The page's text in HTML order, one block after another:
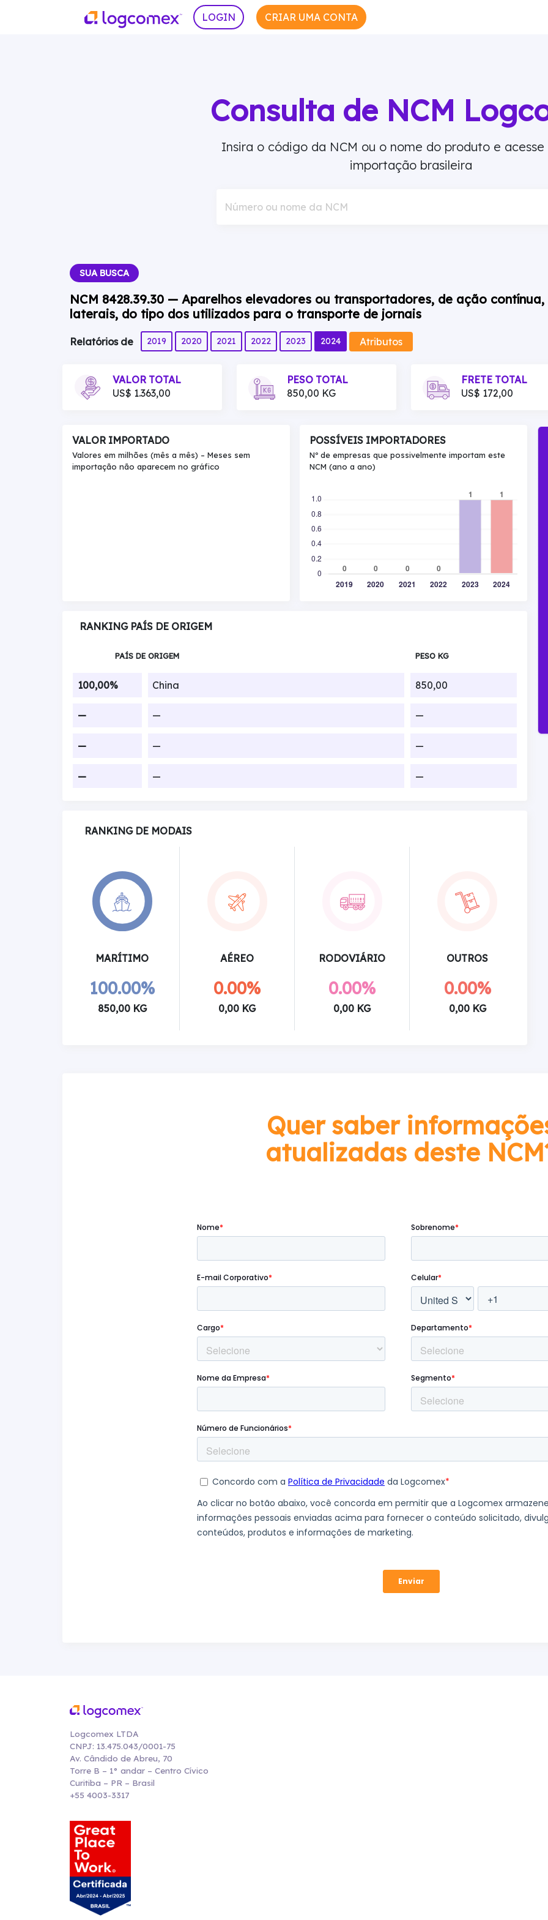
LOGIN CRIAR UMA CONTA
Consulta de NCM
Insira o código da NCM ou o nome do produto e acesse
importação brasileira
Número ou nome da NCM
SUA BUSCA
NCM 8428.39.30 — Aparelhos elevadores ou transportadores, de ação
laterais, do tipo dos utilizados para o transporte de jornais
Relatórios de 2019 2020 2021 2022 2023 2024 Atributos
VALOR TOTAL
US$ 1.363,00
PESO TOTAL
850,00 KG
FRETE TOTAL
US$ 172,00
VALOR IMPORTADO
Valores em milhões (mês a mês) – Meses sem
importação não aparecem no gráfico
POSSÍVEIS IMPORTADORES
Nº de empresas que possivelmente importam este
NCM (ano a ano)
RANKING PAÍS DE ORIGEM
PAÍS DE ORIGEM PESO KG
100,00% China 850,00
— — —
— — —
— — —
RANKING DE MODAIS
MARÍTIMO
100.00%
850,00 KG
AÉREO
0.00%
0,00 KG
RODOVIÁRIO
0.00%
0,00 KG
OUTROS
0.00%
0,00 KG
Quer saber
atualizadas deste
Logcomex LTDA
CNPJ: 13.475.043/0001-75
Av. Cândido de Abreu, 70
Torre B – 1° andar – Centro Cívico
Curitiba – PR – Brasil
+55 4003-3317